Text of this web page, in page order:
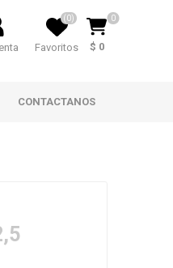
Favoritos
(0) 0
$ 0
CONTACTANOS